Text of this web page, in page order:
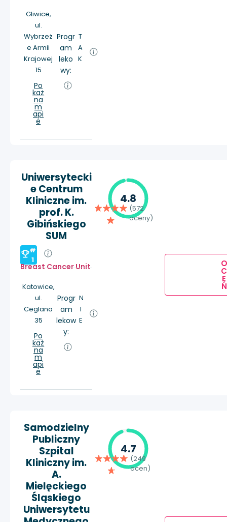
Gliwice,
ul.
Wybrzeż
e Armii
Krajowej
15
Po
każ
na
m
api
e
Progr
am
leko
wy:
T
A
K
Uniwersytecki
e Centrum
Kliniczne im.
prof. K.
Gibińskiego
SUM
#
1
Breast Cancer Unit
Katowice,
ul.
Ceglana
35
Po
każ
na
m
api
e
Progr
am
lekow
y:
N
I
E
4.8
(572
oceny)
O
C
E
Ń
Samodzielny
Publiczny
Szpital
Kliniczny im.
A.
Mielęckiego
Śląskiego
Uniwersytetu
4.7
(249
ocen)